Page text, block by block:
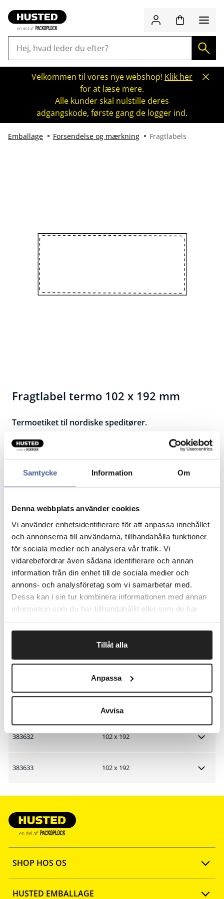
Samtycke Information Om
Denna webbplats använder cookies
Vi använder enhetsidentifierare för att anpassa innehållet
och annonserna till användarna, tillhandahålla funktioner
för sociala medier och analysera vår trafik. Vi
vidarebefordrar även sådana identifierare och annan
information från din enhet till de sociala medier och
annons- och analysföretag som vi samarbetar med.
Dessa kan i sin tur kombinera informationen med annan
information som du har tillhandahållit eller som de har
Tillåt alla
Anpassa
Avvisa
Velkommen til vores nye webshop! Klik her
for at læse mere.
Alle kunder skal nulstille deres
adgangskode, første gang de logger ind.
Emballage Forsendelse og mærkning Fragtlabels
Fragtlabel termo 102 x 192 mm
Termoetiket til nordiske speditører.
Etiketten kan bruges til forsendelser med PostNord,
GLS, DAO, Bring, DHL og Danske Fragtmænd.
Foldede etiketter ( zigzag-bukkede) eller på rulle med
forskellige kernestørrelser.
Bruger du en Zebra printer, anbefaler vi varenummer
Pris pr. pakke.
Fragtfrit når du handler for 1.900,-
Afsendelse samme dag ved bestilling
102 x 192
383632 102 x 192
383633 102 x 192
SHOP HOS OS
Opret konto
HUSTED EMBALLAGE